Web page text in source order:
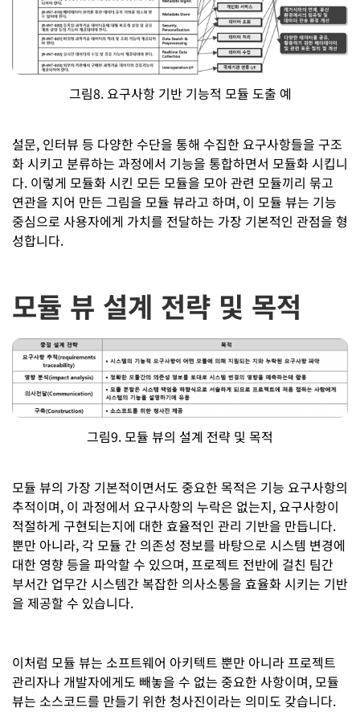
그림8. 요구사항 기반 기능적 모듈 도출 예
설문, 인터뷰 등 다양한 수단을 통해 수집한 요구사항들을 구조
화 시키고 분류하는 과정에서 기능을 통합하면서 모듈화 시킵니
다. 이렇게 모듈화 시킨 모든 모듈을 모아 관련 모듈끼리 묶고
연관을 지어 만든 그림을 모듈 뷰라고 하며, 이 모듈 뷰는 기능
중심으로 사용자에게 가치를 전달하는 가장 기본적인 관점을 형
성합니다.
모듈 뷰 설계 전략 및 목적
그림9. 모듈 뷰의 설계 전략 및 목적
모듈 뷰의 가장 기본적이면서도 중요한 목적은 기능 요구사항의
추적이며, 이 과정에서 요구사항의 누락은 없는지, 요구사항이
적절하게 구현되는지에 대한 효율적인 관리 기반을 만듭니다.
뿐만 아니라, 각 모듈 간 의존성 정보를 바탕으로 시스템 변경에
대한 영향 등을 파악할 수 있으며, 프로젝트 전반에 걸친 팀간
부서간 업무간 시스템간 복잡한 의사소통을 효율화 시키는 기반
을 제공할 수 있습니다.
이처럼 모듈 뷰는 소프트웨어 아키텍트 뿐만 아니라 프로젝트
관리자나 개발자에게도 빼놓을 수 없는 중요한 사항이며, 모듈
뷰는 소스코드를 만들기 위한 청사진이라는 의미도 갖습니다.